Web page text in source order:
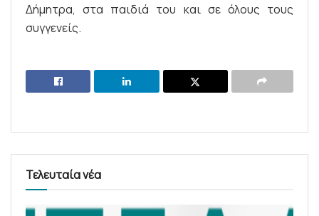
Δήμητρα, στα παιδιά του και σε όλους τους
συγγενείς.
Τελευταία νέα